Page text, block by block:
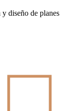
diseño de planes